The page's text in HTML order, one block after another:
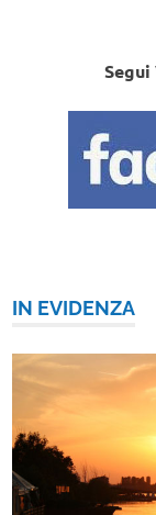
Segui
IN EVIDENZA